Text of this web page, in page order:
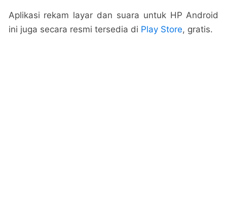
Aplikasi rekam layar dan suara untuk HP Android
ini juga secara resmi tersedia di Play Store, gratis.